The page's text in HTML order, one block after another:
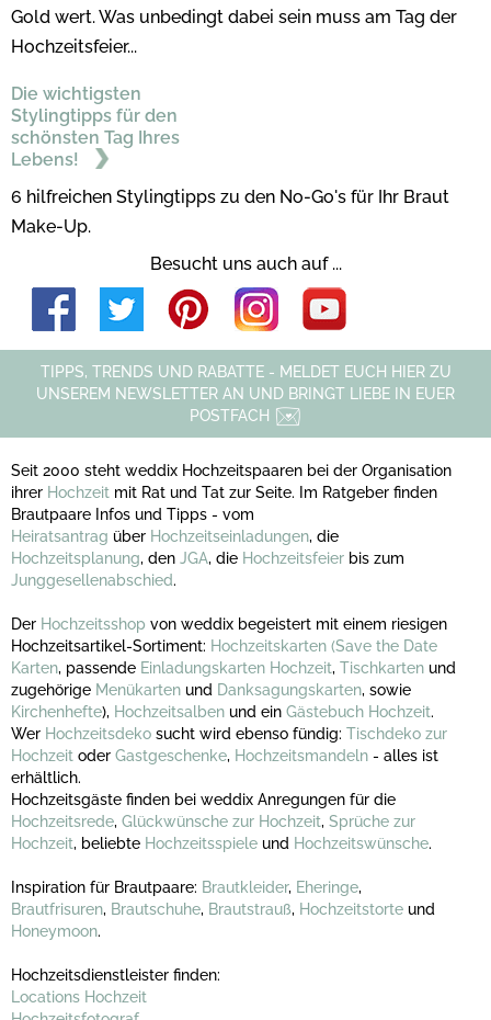
Gold wert. Was unbedingt dabei sein muss am Tag der
Hochzeitsfeier...
Die wichtigsten
Stylingtipps für den
schönsten Tag Ihres
Lebens!
6 hilfreichen Stylingtipps zu den No-Go's für Ihr Braut
Make-Up.
Besucht uns auch auf ...
TIPPS, TRENDS UND RABATTE - MELDET EUCH HIER ZU
UNSEREM NEWSLETTER AN UND BRINGT LIEBE IN EUER
POSTFACH
Seit 2000 steht weddix Hochzeitspaaren bei der Organisation
ihrer Hochzeit mit Rat und Tat zur Seite. Im Ratgeber finden
Brautpaare Infos und Tipps - vom
Heiratsantrag über Hochzeitseinladungen, die
Hochzeitsplanung, den JGA, die Hochzeitsfeier bis zum
Junggesellenabschied.
Der Hochzeitsshop von weddix begeistert mit einem riesigen
Hochzeitsartikel-Sortiment: Hochzeitskarten (Save the Date
Karten, passende Einladungskarten Hochzeit, Tischkarten und
zugehörige Menükarten und Danksagungskarten, sowie
Kirchenhefte), Hochzeitsalben und ein Gästebuch Hochzeit.
Wer Hochzeitsdeko sucht wird ebenso fündig: Tischdeko zur
Hochzeit oder Gastgeschenke, Hochzeitsmandeln - alles ist
erhältlich.
Hochzeitsgäste finden bei weddix Anregungen für die
Hochzeitsrede, Glückwünsche zur Hochzeit, Sprüche zur
Hochzeit, beliebte Hochzeitsspiele und Hochzeitswünsche.
Inspiration für Brautpaare: Brautkleider, Eheringe,
Brautfrisuren, Brautschuhe, Brautstrauß, Hochzeitstorte und
Honeymoon.
Hochzeitsdienstleister finden:
Locations Hochzeit